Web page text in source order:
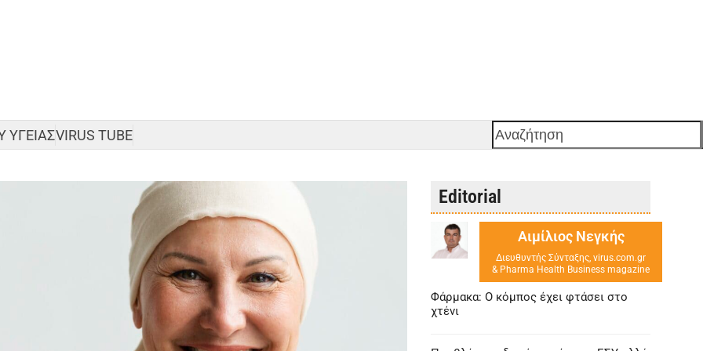
ΥΓΕΙΑΣVIRUS TUBE Αναζήτηση
Editorial
Αιμίλιος Νεγκής
Διευθυντής Σύνταξης, virus.com.gr
& Pharma Health Business magazine
Φάρμακα: Ο κόμπος έχει φτάσει στο
χτένι